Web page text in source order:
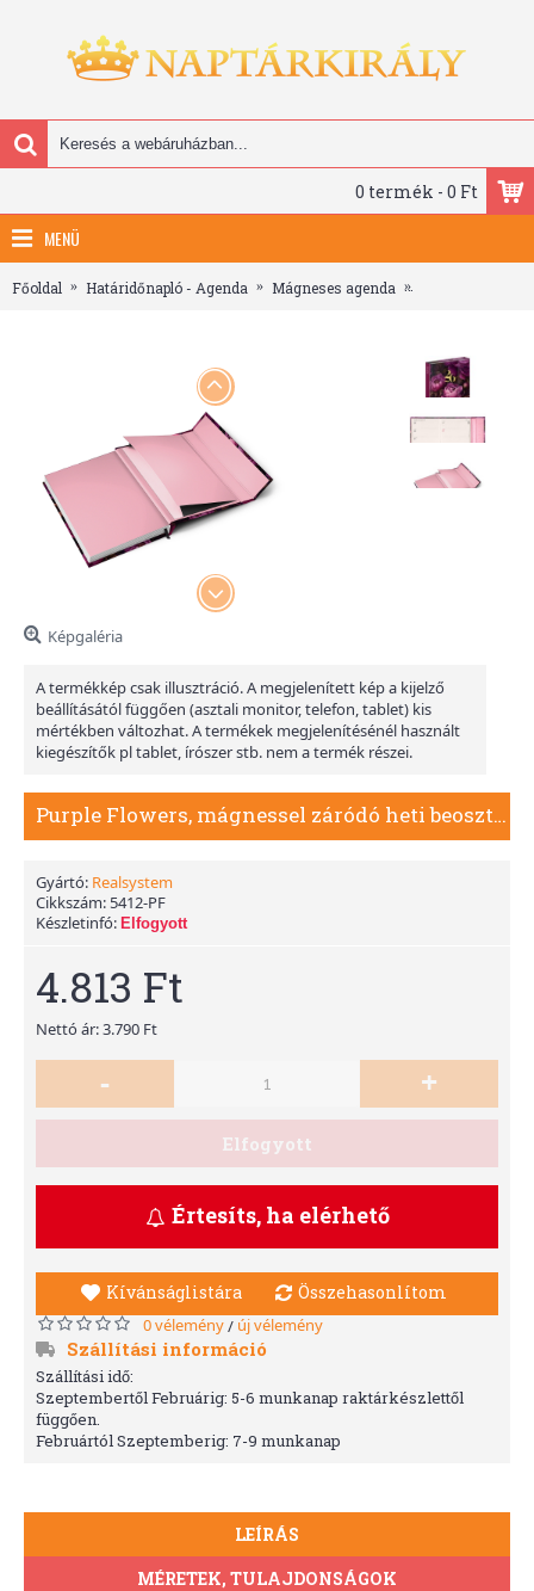
0 termék - 0 Ft
MENÜ
Főoldal Határidőnapló - Agenda Mágneses agenda
Képgaléria
A termékkép csak illusztráció. A megjelenített kép a kijelző
beállításától függően (asztali monitor, telefon, tablet) kis
mértékben változhat. A termékek megjelenítésénél használt
kiegészítők pl tablet, írószer stb. nem a termék részei.
Purple Flowers, mágnessel záródó heti beosztású naptár 2026
Gyártó: Realsystem
Cikkszám: 5412-PF
Készletinfó: Elfogyott
4.813 Ft
Nettó ár: 3.790 Ft
- +
Elfogyott
Értesíts, ha elérhető
Kívánságlistára Összehasonlítom
0 vélemény/ új vélemény
Szállítási információ
Szállítási idő:
Szeptembertől Februárig: 5-6 munkanap raktárkészlettől
függően.
Februártól Szeptemberig: 7-9 munkanap
LEÍRÁS
MÉRETEK, TULAJDONSÁGOK